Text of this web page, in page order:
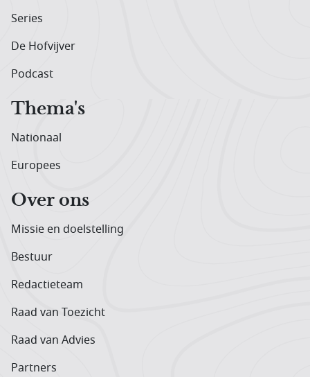
Series
De Hofvijver
Podcast
Thema's
Nationaal
Europees
Over ons
Missie en doelstelling
Bestuur
Redactieteam
Raad van Toezicht
Raad van Advies
Partners